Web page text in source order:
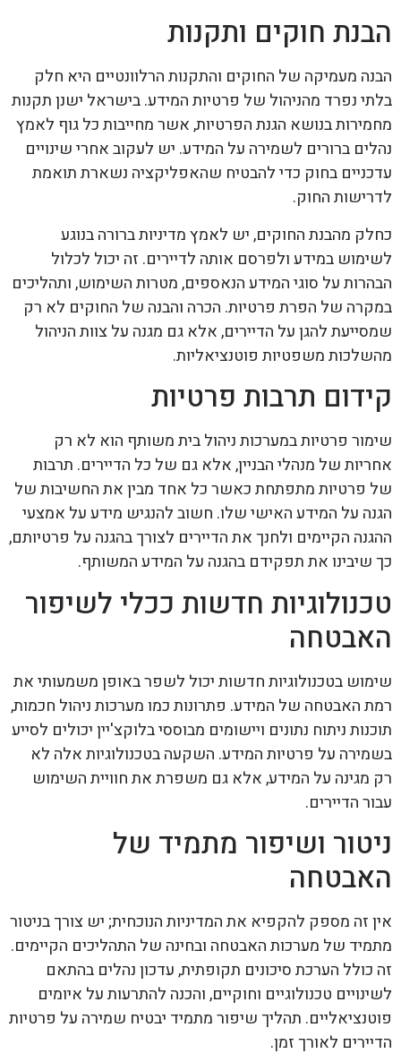
הבנת חוקים ותקנות
הבנה מעמיקה של החוקים והתקנות הרלוונטיים היא חלק
בלתי נפרד מהניהול של פרטיות המידע. בישראל ישנן תקנות
מחמירות בנושא הגנת הפרטיות, אשר מחייבות כל גוף לאמץ
נהלים ברורים לשמירה על המידע. יש לעקוב אחרי שינויים
עדכניים בחוק כדי להבטיח שהאפליקציה נשארת תואמת
לדרישות החוק.
כחלק מהבנת החוקים, יש לאמץ מדיניות ברורה בנוגע
לשימוש במידע ולפרסם אותה לדיירים. זה יכול לכלול
הבהרות על סוגי המידע הנאספים, מטרות השימוש, ותהליכים
במקרה של הפרת פרטיות. הכרה והבנה של החוקים לא רק
שמסייעת להגן על הדיירים, אלא גם מגנה על צוות הניהול
מהשלכות משפטיות פוטנציאליות.
קידום תרבות פרטיות
שימור פרטיות במערכות ניהול בית משותף הוא לא רק
אחריות של מנהלי הבניין, אלא גם של כל הדיירים. תרבות
של פרטיות מתפתחת כאשר כל אחד מבין את החשיבות של
הגנה על המידע האישי שלו. חשוב להנגיש מידע על אמצעי
ההגנה הקיימים ולחנך את הדיירים לצורך בהגנה על פרטיותם,
כך שיבינו את תפקידם בהגנה על המידע המשותף.
טכנולוגיות חדשות ככלי לשיפור
האבטחה
שימוש בטכנולוגיות חדשות יכול לשפר באופן משמעותי את
רמת האבטחה של המידע. פתרונות כמו מערכות ניהול חכמות,
תוכנות ניתוח נתונים ויישומים מבוססי בלוקצ'יין יכולים לסייע
בשמירה על פרטיות המידע. השקעה בטכנולוגיות אלה לא
רק מגינה על המידע, אלא גם משפרת את חוויית השימוש
עבור הדיירים.
ניטור ושיפור מתמיד של
האבטחה
אין זה מספק להקפיא את המדיניות הנוכחית; יש צורך בניטור
מתמיד של מערכות האבטחה ובחינה של התהליכים הקיימים.
זה כולל הערכת סיכונים תקופתית, עדכון נהלים בהתאם
לשינויים טכנולוגיים וחוקיים, והכנה להתרעות על איומים
פוטנציאליים. תהליך שיפור מתמיד יבטיח שמירה על פרטיות
הדיירים לאורך זמן.